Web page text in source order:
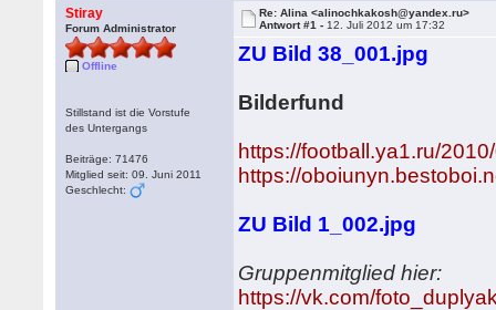
Stiray
Forum Administrator
Offline
Stillstand ist die Vorstufe
des Untergangs
Beiträge: 71476
Mitglied seit: 09. Juni 2011
Geschlecht:
Re: Alina <alinochkakosh@yandex.ru>
Antwort #1 - 12. Juli 2012 um 17:32
ZU Bild 38_001.jpg
Bilderfund
https://football.ya1.ru/
https://
ZU Bild 1_002.jpg
Gruppenmitglied hier:
https://vk.com/